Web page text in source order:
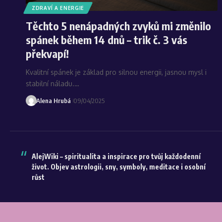
ZDRAVÍ A ENERGIE
Těchto 5 nenápadných zvyků mi změnilo
spánek během 14 dnů – trik č. 3 vás
překvapí!
Kvalitní spánek je základ pro silnou energii, jasnou mysl i
stabilní náladu.…
Alena Hrubá 09/04/2025
AlejWiki – spiritualita a inspirace pro tvůj každodenní
život. Objev astrologii, sny, symboly, meditace i osobní
růst